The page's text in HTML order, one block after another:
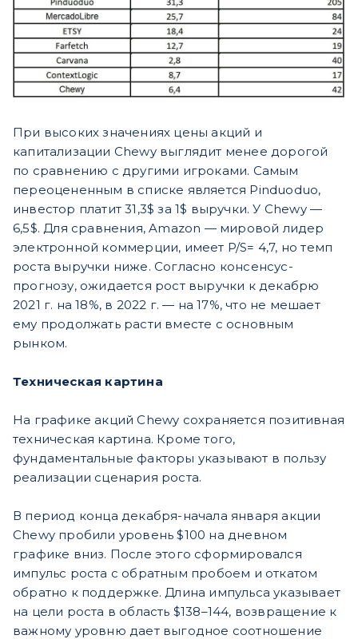
При высоких значениях цены акций и
капитализации Chewy выглядит менее дорогой
по сравнению с другими игроками. Самым
переоцененным в списке является Pinduoduo,
инвестор платит 31,3$ за 1$ выручки. У Chewy —
6,5$. Для сравнения, Amazon — мировой лидер
электронной коммерции, имеет P/S= 4,7, но темп
роста выручки ниже. Согласно консенсус-
прогнозу, ожидается рост выручки к декабрю
2021 г. на 18%, в 2022 г. — на 17%, что не мешает
ему продолжать расти вместе с основным
рынком.
Техническая картина
На графике акций Chewy сохраняется позитивная
техническая картина. Кроме того,
фундаментальные факторы указывают в пользу
реализации сценария роста.
В период конца декабря-начала января акции
Chewy пробили уровень $100 на дневном
графике вниз. После этого сформировался
импульс роста с обратным пробоем и откатом
обратно к поддержке. Длина импульса указывает
на цели роста в область $138–144, возвращение к
важному уровню дает выгодное соотношение